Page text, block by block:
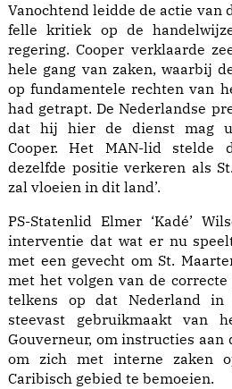
Vanochtend leidde de actie van
felle kritiek op de
regering. Cooper verklaarde
hele gang van zaken, waarbij
op fundamentele rechten van
had getrapt. De Nederlandse
dat hij hier de dienst mag
Cooper. Het MAN-lid
dezelfde positie verkeren als
zal vloeien in dit land’.
PS-Statenlid Elmer ‘Kadé’
interventie dat wat er nu
met een gevecht om St.
met het volgen van de
telkens op dat Nederland in
steevast gebruikmaakt van
Gouverneur, om instructies aan
om zich met interne zaken
Caribisch gebied te bemoeien.